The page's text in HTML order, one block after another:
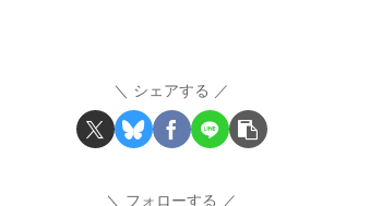
シェアする
フォローする